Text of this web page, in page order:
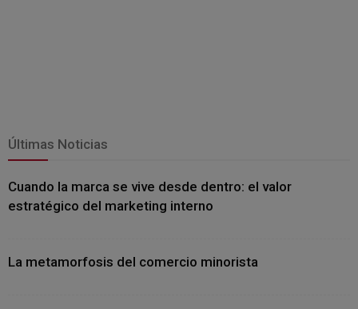
Últimas Noticias
Cuando la marca se vive desde dentro: el valor
estratégico del marketing interno
La metamorfosis del comercio minorista